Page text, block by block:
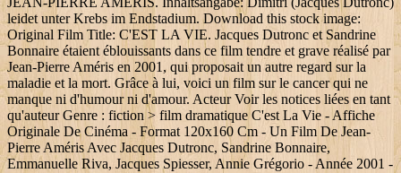
leidet unter Krebs im Endstadium. Download this stock image:
Original Film Title: C'EST LA VIE. Jacques Dutronc et Sandrine
Bonnaire étaient éblouissants dans ce film tendre et grave réalisé par
Jean-Pierre Améris en 2001, qui proposait un autre regard sur la
maladie et la mort. Grâce à lui, voici un film sur le cancer qui ne
manque ni d'humour ni d'amour. Acteur Voir les notices liées en tant
qu'auteur Genre : fiction > film dramatique C'est La Vie - Affiche
Originale De Cinéma - Format 120x160 Cm - Un Film De Jean-
Pierre Améris Avec Jacques Dutronc, Sandrine Bonnaire,
Emmanuelle Riva, Jacques Spiesser, Annie Grégorio - Année 2001 -